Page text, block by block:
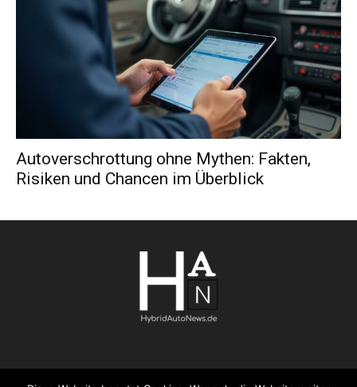
Autoverschrottung ohne Mythen: Fakten,
Risiken und Chancen im Überblick